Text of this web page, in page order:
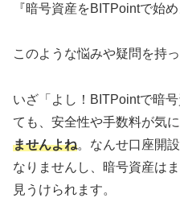
『暗号資産をBITPointで始
このような悩みや疑問を持
いざ「よし！BITPointで暗
ても、安全性や手数料が気に
ませんよね。なんせ口座開
なりませんし、暗号資産は
見うけられます。